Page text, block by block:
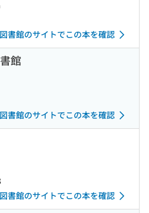
書館のサイトでこの本を確認
館
書館のサイトでこの本を確認
書館のサイトでこの本を確認